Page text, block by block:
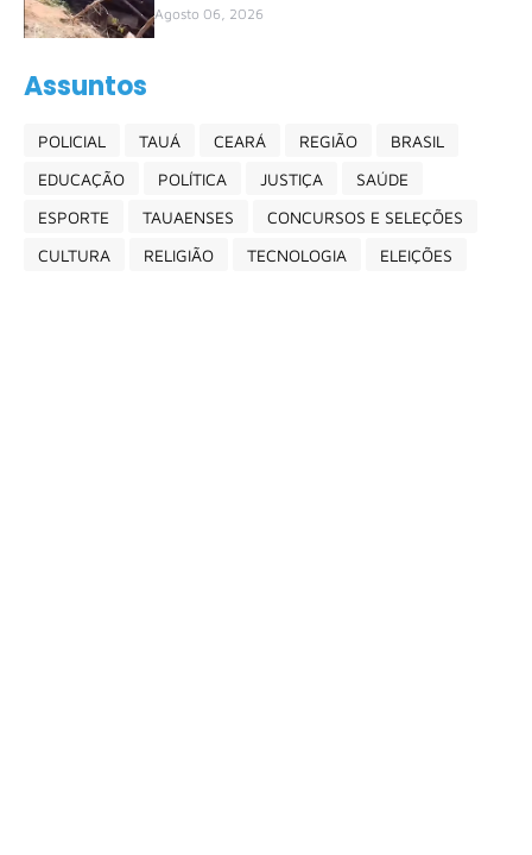
Agosto 06, 2026
Assuntos
POLICIAL TAUÁ CEARÁ REGIÃO
BRASIL
EDUCAÇÃO
POLÍTICA JUSTIÇA
SAÚDE
ESPORTE
TAUAENSES
CONCURSOS E SELEÇÕES
CULTURA
RELIGIÃO TECNOLOGIA ELEIÇÕES